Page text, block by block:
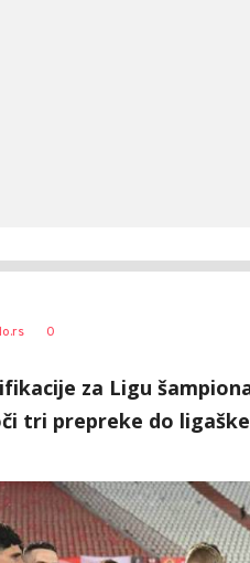
0
za Ligu
tri prepreke do